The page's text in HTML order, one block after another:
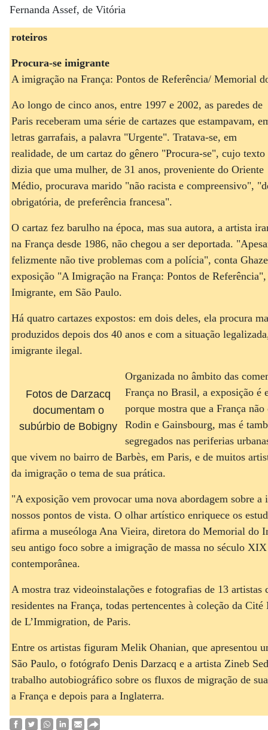
Fernanda Assef, de Vitória
roteiros
Procura-se imigrante
A imigração na França: Pontos de Referência/ Memorial
Ao longo de cinco anos, entre 1997 e 2002, as paredes de
Paris receberam uma série de cartazes que estampavam,
letras garrafais, a palavra "Urgente". Tratava-se, em
realidade, de um cartaz do gênero "Procura-se", cujo texto
dizia que uma mulher, de 31 anos, proveniente do Oriente
Médio, procurava marido "não racista e compreensivo",
obrigatória, de preferência francesa".
O cartaz fez barulho na época, mas sua autora, a artista
na França desde 1986, não chegou a ser deportada.
felizmente não tive problemas com a polícia", conta
exposição "A Imigração na França: Pontos de
Imigrante, em São Paulo.
Há quatro cartazes expostos: em dois deles, ela procura
produzidos depois dos 40 anos e com a situação
imigrante ilegal.
Fotos de Darzacq
documentam o
subúrbio de Bobigny
Organizada no âmbito das
França no Brasil, a exposição é
porque mostra que a França
Rodin e Gainsbourg, mas é
segregados nas periferias
que vivem no bairro de Barbès, em Paris, e de muitos
da imigração o tema de sua prática.
"A exposição vem provocar uma nova abordagem sobre a
nossos pontos de vista. O olhar artístico enriquece os
afirma a museóloga Ana Vieira, diretora do Memorial do
seu antigo foco sobre a imigração de massa no século
contemporânea.
A mostra traz videoinstalações e fotografias de 13 artistas
residentes na França, todas pertencentes à coleção da
de L’Immigration, de Paris.
Entre os artistas figuram Melik Ohanian, que apresentou
São Paulo, o fotógrafo Denis Darzacq e a artista Zineb
trabalho autobiográfico sobre os fluxos de migração de
a França e depois para a Inglaterra.